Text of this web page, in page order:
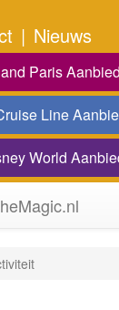
| Nieuws
Paris
Line
World